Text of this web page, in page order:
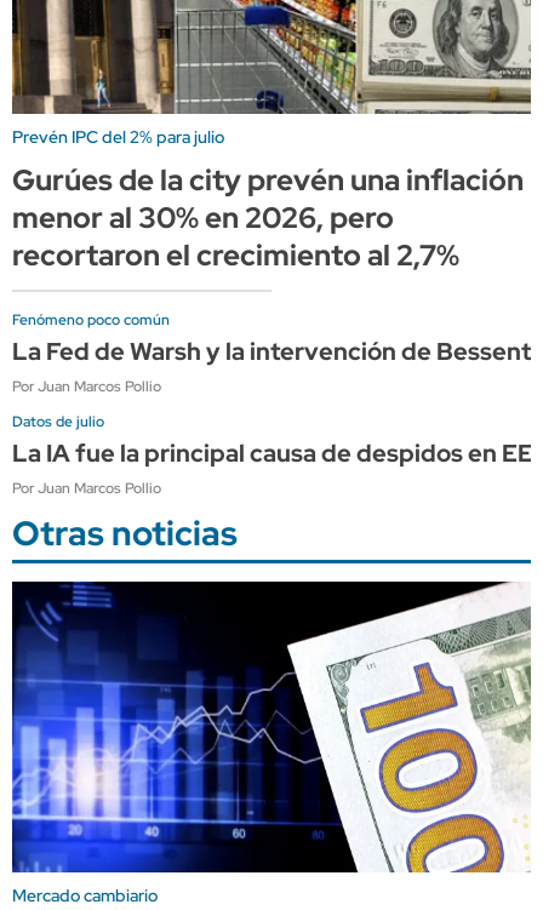
Prevén IPC del 2% para julio
Gurúes de la city prevén una inflación
menor al 30% en 2026, pero
recortaron el crecimiento al 2,7%
Fenómeno poco común
La Fed de Warsh y la intervención de
Por Juan Marcos Pollio
Datos de julio
La IA fue la principal causa de despidos en
Por Juan Marcos Pollio
Otras noticias
Mercado cambiario